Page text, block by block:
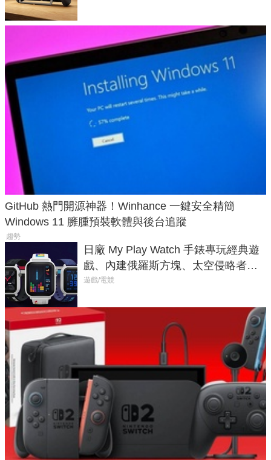
GitHub 熱門開源神器！Winhance 一鍵安全精簡
Windows 11 臃腫預裝軟體與後台追蹤
趨勢
日廠 My Play Watch 手錶專玩經典遊
戲、內建俄羅斯方塊、太空侵略者，
不過竟然不能連手機？
遊戲/電競